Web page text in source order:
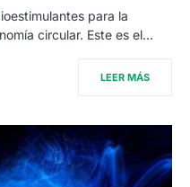
para la
circular. Este es el…
LEER MÁS